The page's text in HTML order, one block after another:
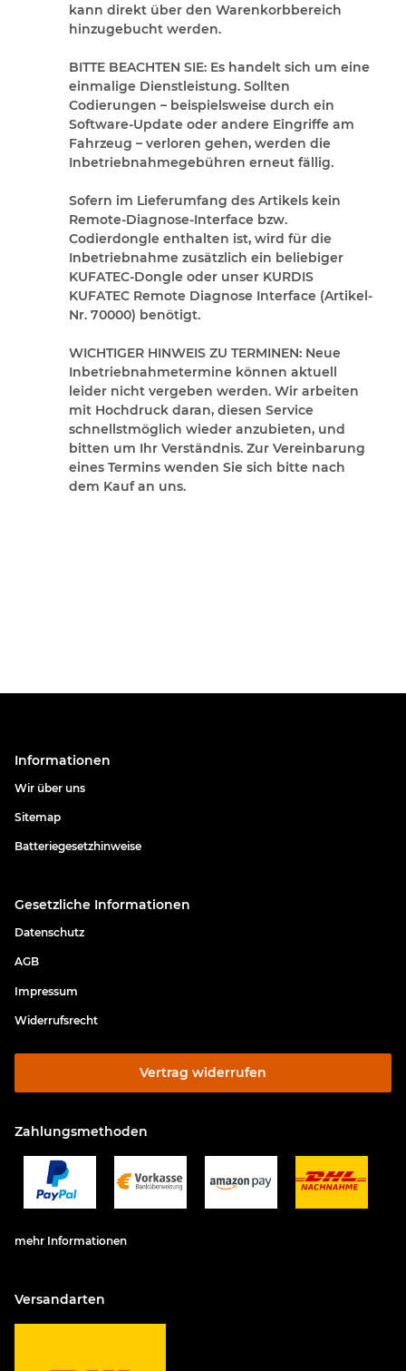
kann direkt über den Warenkorbbereich
hinzugebucht werden.
BITTE BEACHTEN SIE: Es handelt sich um eine
einmalige Dienstleistung. Sollten
Codierungen – beispielsweise durch ein
Software-Update oder andere Eingriffe am
Fahrzeug – verloren gehen, werden die
Inbetriebnahmegebühren erneut fällig.
Sofern im Lieferumfang des Artikels kein
Remote-Diagnose-Interface bzw.
Codierdongle enthalten ist, wird für die
Inbetriebnahme zusätzlich ein beliebiger
KUFATEC-Dongle oder unser KURDIS
KUFATEC Remote Diagnose Interface (Artikel-
Nr. 70000) benötigt.
WICHTIGER HINWEIS ZU TERMINEN: Neue
Inbetriebnahmetermine können aktuell
leider nicht vergeben werden. Wir arbeiten
mit Hochdruck daran, diesen Service
schnellstmöglich wieder anzubieten, und
bitten um Ihr Verständnis. Zur Vereinbarung
eines Termins wenden Sie sich bitte nach
dem Kauf an uns.
Informationen
Wir über uns
Sitemap
Batteriegesetzhinweise
Gesetzliche Informationen
Datenschutz
AGB
Impressum
Widerrufsrecht
Vertrag widerrufen
Zahlungsmethoden
mehr Informationen
Versandarten